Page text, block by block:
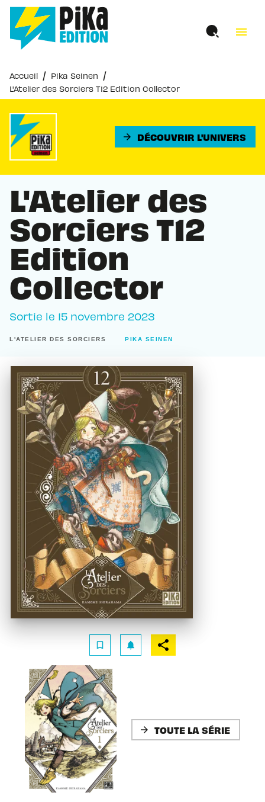
MENU RECHERCHE
PIED DE PAGE
menu
Accueil / Pika Seinen /
L'Atelier des Sorciers T12 Edition Collector
arrow_forward DÉCOUVRIR L'UNIVERS
L'Atelier des
Sorciers T12
Edition
Collector
Sortie le 15 novembre 2023
L'ATELIER DES SORCIERS PIKA SEINEN
bookmark_border notifications
arrow_forward TOUTE LA SÉRIE